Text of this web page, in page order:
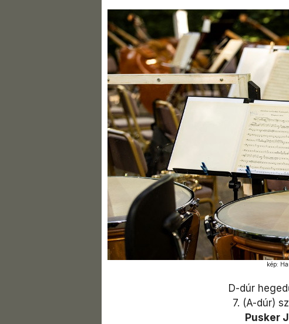
kép:
D-dúr
7. (A-dúr)
Pusker